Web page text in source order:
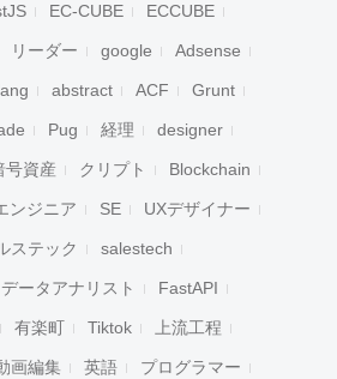
EC-CUBE ECCUBE
リーダー google Adsense
abstract ACF Grunt
Pug 経理 designer
号資産 クリプト Blockchain
ンジニア SE UXデザイナー
ステック salestech
データアナリスト FastAPI
有楽町 Tiktok 上流工程
画編集 英語 プログラマー